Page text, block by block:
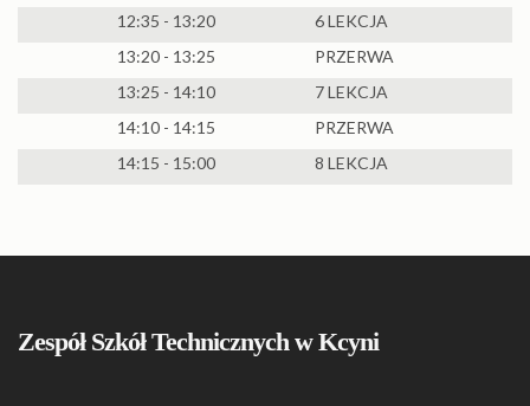
12:35 - 13:20
6 LEKCJA
13:20 - 13:25
PRZERWA
13:25 - 14:10
7 LEKCJA
14:10 - 14:15
PRZERWA
14:15 - 15:00
8 LEKCJA
Zespół Szkół Technicznych w Kcyni